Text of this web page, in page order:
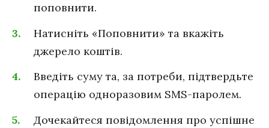
поповнити.
Натисніть «Поповнити» та вкажіть
джерело коштів.
Введіть суму та, за потреби, підтвердьте
операцію одноразовим SMS-паролем.
Дочекайтеся повідомлення про успішне